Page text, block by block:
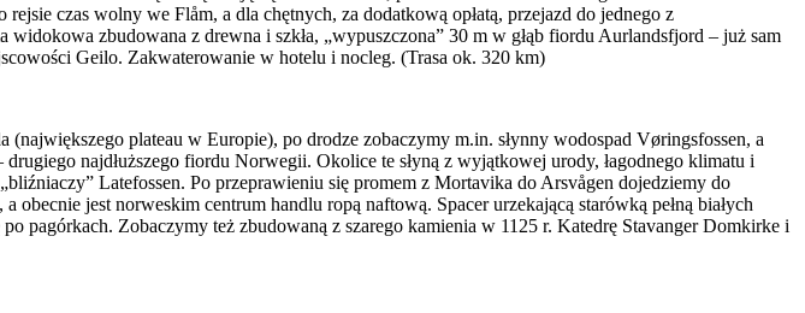
czas wolny we Flåm, a dla chętnych, za dodatkową opłatą, przejazd do jednego z
zbudowana z drewna i szkła, „wypuszczona” 30 m w głąb fiordu Aurlandsfjord – już sam
Geilo. Zakwaterowanie w hotelu i nocleg. (Trasa ok. 320 km)
plateau w Europie), po drodze zobaczymy m.in. słynny wodospad Vøringsfossen, a
najdłuższego fiordu Norwegii. Okolice te słyną z wyjątkowej urody, łagodnego klimatu i
Latefossen. Po przeprawieniu się promem z Mortavika do Arsvågen dojedziemy do
jest norweskim centrum handlu ropą naftową. Spacer urzekającą starówką pełną białych
Zobaczymy też zbudowaną z szarego kamienia w 1125 r. Katedrę Stavanger Domkirke i